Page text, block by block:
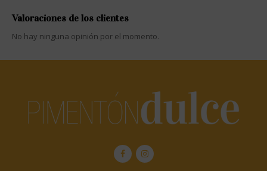
Valoraciones de los clientes
No hay ninguna opinión por el momento.